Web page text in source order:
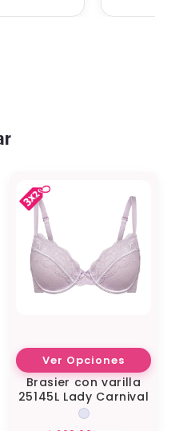
Brasier con varilla
25145L Lady Carnival
Ver Opciones